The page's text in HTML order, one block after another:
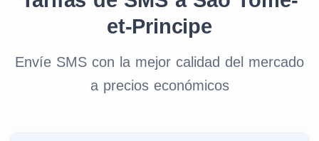
et-Principe
Envíe SMS con la mejor calidad del mercado
a precios económicos